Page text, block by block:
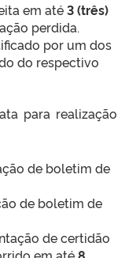
em até3 (três)
perdida.
por um dos
do respectivo
para realização
de boletim de
de boletim de
de certidão